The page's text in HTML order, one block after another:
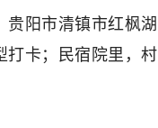
贵阳市清镇市红枫湖
打卡；民宿院里，村